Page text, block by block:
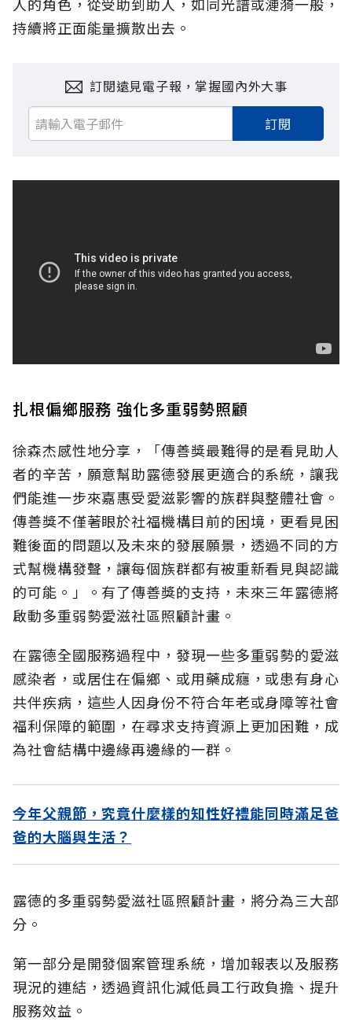
持續將正面能量擴散出去。
訂閱遠見電子報，掌握國內外大事
訂閱
扎根偏鄉服務 強化多重弱勢照顧
徐森杰感性地分享，「傳善獎最難得的是看見助人
者的辛苦，願意幫助露德發展更適合的系統，讓我
們能進一步來嘉惠受愛滋影響的族群與整體社會。
傳善獎不僅著眼於社福機構目前的困境，更看見困
難後面的問題以及未來的發展願景，透過不同的方
式幫機構發聲，讓每個族群都有被重新看見與認識
的可能。」。有了傳善獎的支持，未來三年露德將
啟動多重弱勢愛滋社區照顧計畫。
在露德全國服務過程中，發現一些多重弱勢的愛滋
感染者，或居住在偏鄉、或用藥成癮，或患有身心
共伴疾病，這些人因身份不符合年老或身障等社會
福利保障的範圍，在尋求支持資源上更加困難，成
為社會結構中邊緣再邊緣的一群。
今年父親節，究竟什麼樣的知性好禮能同時滿足爸
爸的大腦與生活？
露德的多重弱勢愛滋社區照顧計畫，將分為三大部
分。
第一部分是開發個案管理系統，增加報表以及服務
現況的連結，透過資訊化減低員工行政負擔、提升
服務效益。